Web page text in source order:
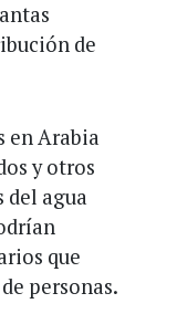
de
en Arabia
y otros
del agua
que
personas.